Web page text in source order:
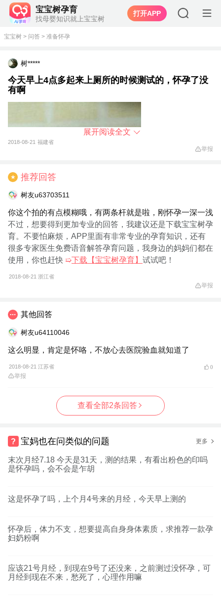
宝宝树孕育
找母婴知识就上宝宝树
打开APP
宝宝树 > 问答 > 准备怀孕
树*****
今天早上4点多起来上厕所的时候测试的，怀孕了没
有啊
展开阅读全文
2018-08-21 福建省
举报
★ 推荐回答
树友u63703511
你这个拍的有点模糊哦，有两条杆就是啦，刚怀孕一深一浅
不过，想要得到更加专业的回答，我建议还是下载宝宝树孕
育。不要怕麻烦，APP里面有非常专业的孕育知识，还有
很多专家医生免费语音解答孕育问题，我身边的妈妈们都在
使用，你也赶快 ➯下载【宝宝树孕育】 试试吧！
2018-08-21 浙江省
举报
其他回答
树友u64110046
这么明显，肯定是怀咯，不放心去医院验血就知道了
2018-08-21 江苏省 0
举报
查看全部2条回答
宝妈也在问类似的问题 更多
末次月经7.18 今天是31天，测的结果，有看出粉色的印吗
是怀孕吗，会不会是乍胡
这是怀孕了吗，上个月4号来的月经，今天早上测的
怀孕后，体力不支，想要提高自身身体素质，求推荐一款孕
妇奶粉啊
应该21号月经，到现在9号了还没来，之前测过没怀孕，可
月经到现在不来，愁死了，心理作用嘛